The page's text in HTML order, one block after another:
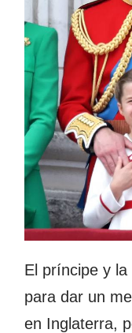
El príncipe y
para dar un
en Inglaterra,